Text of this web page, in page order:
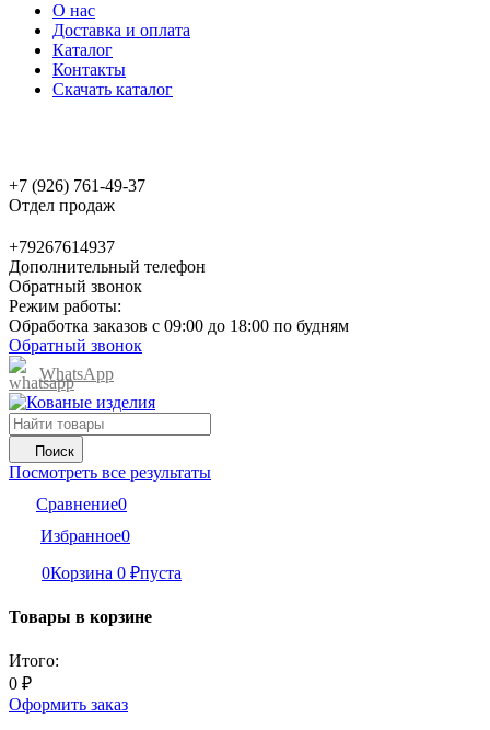
О нас
Доставка и оплата
Каталог
Контакты
Скачать каталог
+7 (926) 761-49-37
Отдел продаж
+79267614937
Дополнительный телефон
Обратный звонок
Режим работы:
Обработка заказов с 09:00 до 18:00 по будням
Обратный звонок
WhatsApp
Поиск
Посмотреть все результаты
Сравнение0
Избранное0
0Корзина 0 ₽пуста
Товары в корзине
Итого:
0 ₽
Оформить заказ